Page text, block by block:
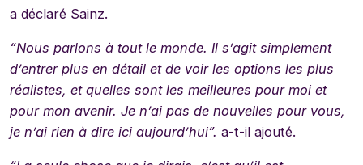
a déclaré Sainz.
“Nous parlons à tout le monde. Il s’agit simplement
d’entrer plus en détail et de voir les options les plus
réalistes, et quelles sont les meilleures pour moi et
pour mon avenir. Je n’ai pas de nouvelles pour vous,
je n’ai rien à dire ici aujourd’hui”. a-t-il ajouté.